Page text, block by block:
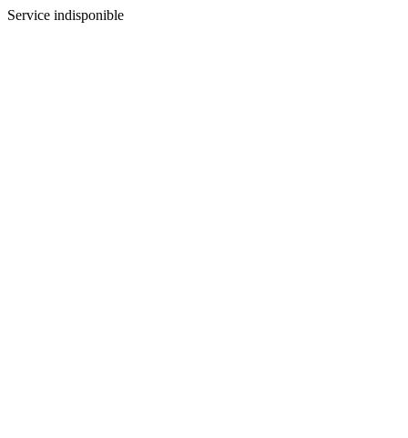
Service indisponible